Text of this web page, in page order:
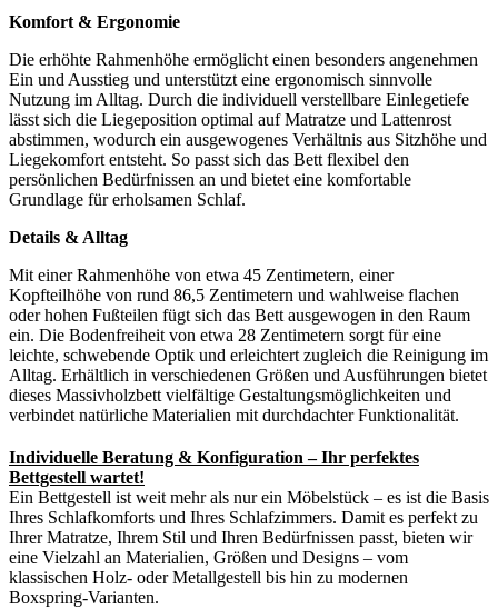
Komfort & Ergonomie
Die erhöhte Rahmenhöhe ermöglicht einen besonders angenehmen
Ein und Ausstieg und unterstützt eine ergonomisch sinnvolle
Nutzung im Alltag. Durch die individuell verstellbare Einlegetiefe
lässt sich die Liegeposition optimal auf Matratze und Lattenrost
abstimmen, wodurch ein ausgewogenes Verhältnis aus Sitzhöhe und
Liegekomfort entsteht. So passt sich das Bett flexibel den
persönlichen Bedürfnissen an und bietet eine komfortable
Grundlage für erholsamen Schlaf.
Details & Alltag
Mit einer Rahmenhöhe von etwa 45 Zentimetern, einer
Kopfteilhöhe von rund 86,5 Zentimetern und wahlweise flachen
oder hohen Fußteilen fügt sich das Bett ausgewogen in den Raum
ein. Die Bodenfreiheit von etwa 28 Zentimetern sorgt für eine
leichte, schwebende Optik und erleichtert zugleich die Reinigung im
Alltag. Erhältlich in verschiedenen Größen und Ausführungen bietet
dieses Massivholzbett vielfältige Gestaltungsmöglichkeiten und
verbindet natürliche Materialien mit durchdachter Funktionalität.
Individuelle Beratung & Konfiguration – Ihr perfektes
Bettgestell wartet!
Ein Bettgestell ist weit mehr als nur ein Möbelstück – es ist die Basis
Ihres Schlafkomforts und Ihres Schlafzimmers. Damit es perfekt zu
Ihrer Matratze, Ihrem Stil und Ihren Bedürfnissen passt, bieten wir
eine Vielzahl an Materialien, Größen und Designs – vom
klassischen Holz- oder Metallgestell bis hin zu modernen
Boxspring-Varianten.